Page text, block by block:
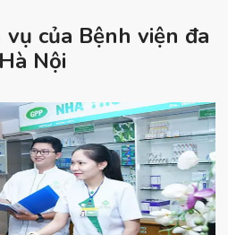
của Bệnh viện đa
Nội